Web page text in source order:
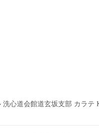
洗心道会館道玄坂支部 カラテ